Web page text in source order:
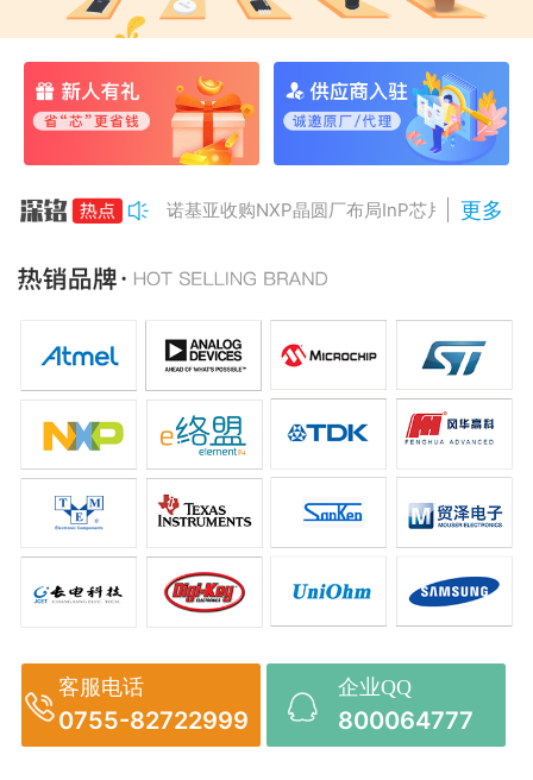
诺基亚收购NXP晶圆厂布局InP芯片
Anthropic组建AI芯片团队
AMD二季度营收增50%，数据中心业务将翻倍
更多
客服电话
0755-82722999
企业QQ
800064777